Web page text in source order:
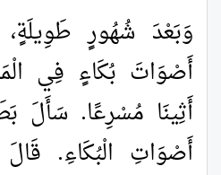
وَبَعْدَ شُهُورٍ
أَصْوَاتَ بُكَاءٍ فِي
أَثِينَا مُسْرِعًا. سَأَلَ
أَصْوَاتِ الْبُكَاءِ.